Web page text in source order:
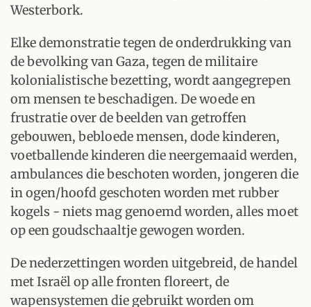
Westerbork.
Elke demonstratie tegen de onderdrukking van
de bevolking van Gaza, tegen de militaire
kolonialistische bezetting, wordt aangegrepen
om mensen te beschadigen. De woede en
frustratie over de beelden van getroffen
gebouwen, bebloede mensen, dode kinderen,
voetballende kinderen die neergemaaid werden,
ambulances die beschoten worden, jongeren die
in ogen/hoofd geschoten worden met rubber
kogels - niets mag genoemd worden, alles moet
op een goudschaaltje gewogen worden.
De nederzettingen worden uitgebreid, de handel
met Israël op alle fronten floreert, de
wapensystemen die gebruikt worden om